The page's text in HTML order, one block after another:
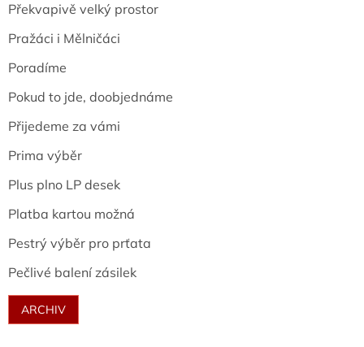
Překvapivě velký prostor
Pražáci i Mělničáci
Poradíme
Pokud to jde, doobjednáme
Přijedeme za vámi
Prima výběr
Plus plno LP desek
Platba kartou možná
Pestrý výběr pro prťata
Pečlivé balení zásilek
ARCHIV